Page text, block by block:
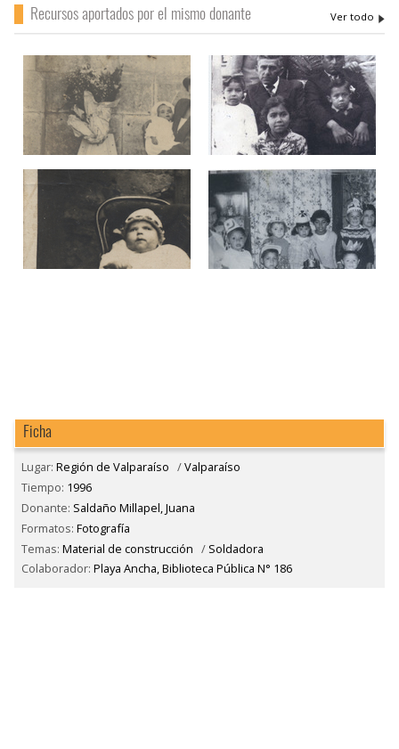
Recursos aportados por el mismo donante
Ficha
Lugar: Región de Valparaíso /Valparaíso
Tiempo: 1996
Donante: Saldaño Millapel, Juana
Formatos: Fotografía
Temas: Material de construcción / Soldadora
Colaborador: Playa Ancha, Biblioteca Pública N° 186